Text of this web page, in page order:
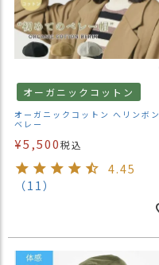
オーガニックコットン
オーガニックコットン へリンボン
ベレー
¥5,500税込
4.45
（11）